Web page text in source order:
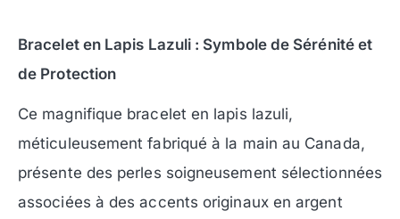
Bracelet en Lapis Lazuli : Symbole de Sérénité et
de Protection
Ce magnifique bracelet en lapis lazuli,
méticuleusement fabriqué à la main au Canada,
présente des perles soigneusement sélectionnées
associées à des accents originaux en argent